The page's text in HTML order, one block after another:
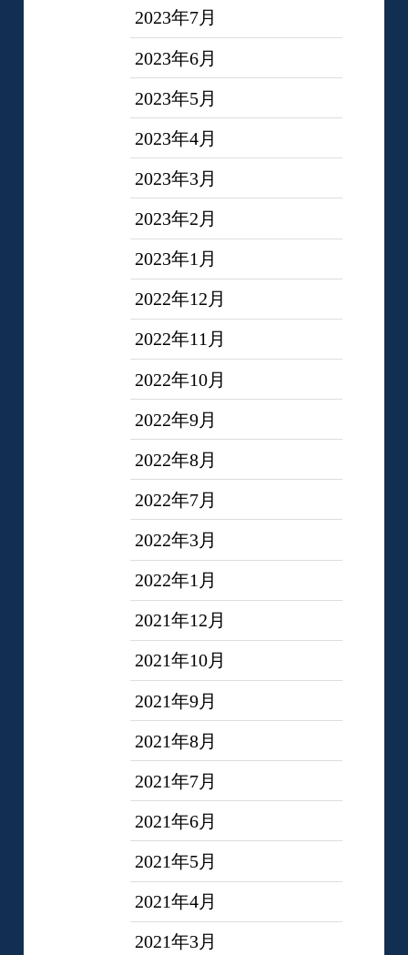
2023年7月
2023年6月
2023年5月
2023年4月
2023年3月
2023年2月
2023年1月
2022年12月
2022年11月
2022年10月
2022年9月
2022年8月
2022年7月
2022年3月
2022年1月
2021年12月
2021年10月
2021年9月
2021年8月
2021年7月
2021年6月
2021年5月
2021年4月
2021年3月